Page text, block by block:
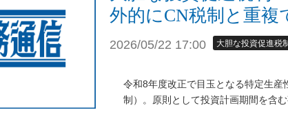
外的にCN税制と重複
2026/05/22 17:00 大胆な投資促進税制
令和8年度改正で目玉となる特定生
制）。原則として投資計画期間を含